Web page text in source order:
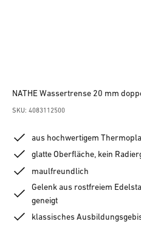
NATHE Wassertrense 20 mm
SKU: 4083112500
aus hochwertigem
glatte Oberfläche, kein
maulfreundlich
Gelenk aus rostfreiem
geneigt
klassisches